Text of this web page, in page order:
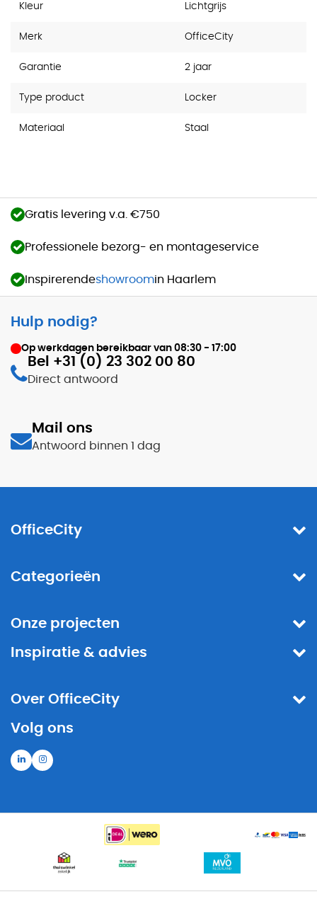
Kleur Lichtgrijs
Merk OfficeCity
Garantie 2 jaar
Type product Locker
Materiaal Staal
Gratis levering v.a. €750
Professionele bezorg- en montageservice
Inspirerendeshowroomin Haarlem
Hulp nodig?
Op werkdagen bereikbaar van 08:30 - 17:00
Bel +31 (0) 23 302 00 80
Direct antwoord
Mail ons
Antwoord binnen 1 dag
OfficeCity
Categorieën
Onze projecten
Inspiratie & advies
Over OfficeCity
Volg ons